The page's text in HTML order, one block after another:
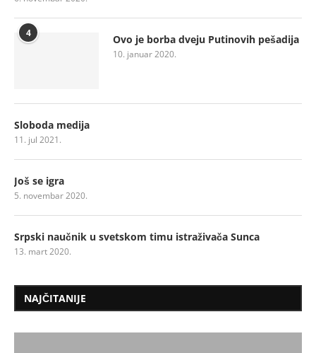
4 Ovo je borba dveju Putinovih pešadija
10. januar 2020.
Sloboda medija
11. jul 2021.
Još se igra
5. novembar 2020.
Srpski naučnik u svetskom timu istraživača Sunca
13. mart 2020.
NAJČITANIJE